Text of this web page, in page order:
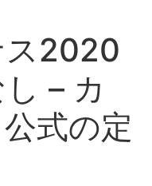
ス2020
– カ
式の定